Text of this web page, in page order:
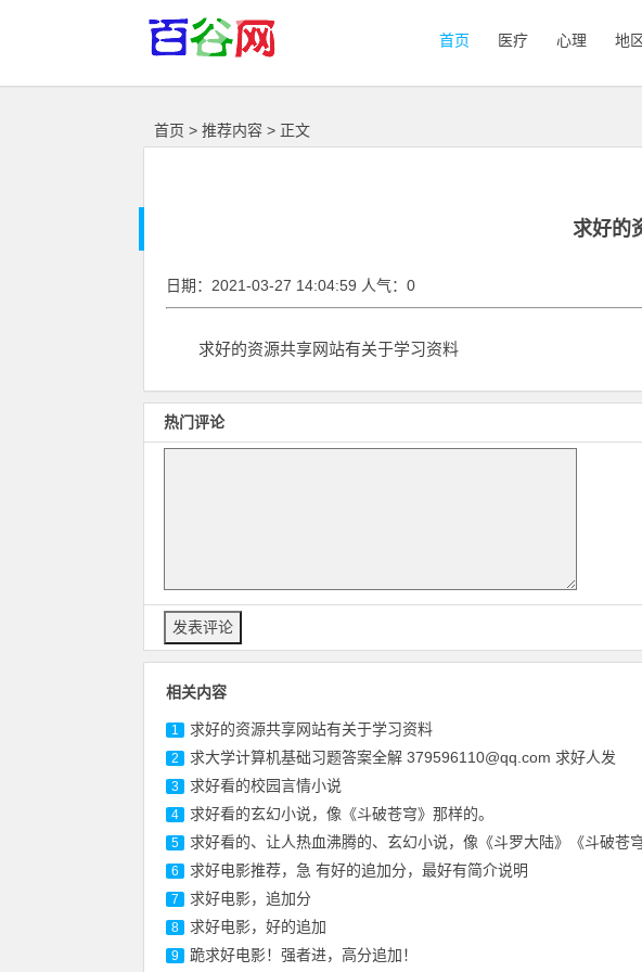
首页 医疗 心理 地
首页 > 推荐内容 > 正文
求好的
日期：2021-03-27 14:04:59 人气：0
求好的资源共享网站有关于学习资料
热门评论
相关内容
1 求好的资源共享网站有关于学习资料
2 求大学计算机基础习题答案全解 379596110@qq.com 求好人发
3 求好看的校园言情小说
4 求好看的玄幻小说，像《斗破苍穹》那样的。
5 求好看的、让人热血沸腾的、玄幻小说，像《斗罗大陆》《斗破苍穹》
6 求好电影推荐，急 有好的追加分，最好有简介说明
7 求好电影，追加分
8 求好电影，好的追加
9 跪求好电影！强者进，高分追加！